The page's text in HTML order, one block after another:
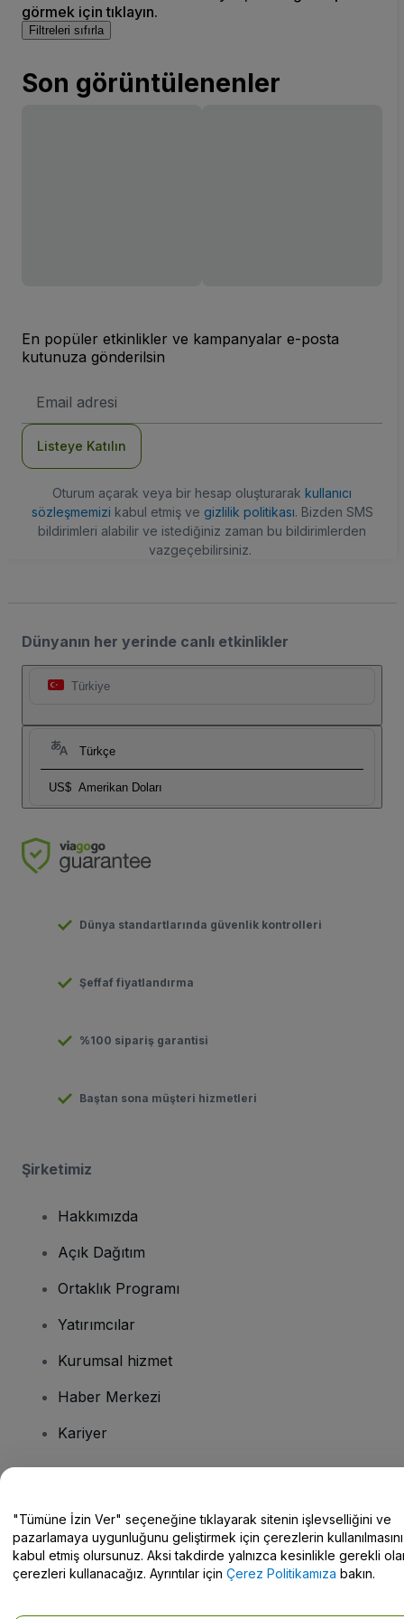
görmek için tıklayın.
Filtreleri sıfırla
Son görüntülenenler
En popüler etkinlikler ve kampanyalar e-posta
kutunuza gönderilsin
posta
Listeye Katılın
Oturum açarak veya bir hesap oluşturarak kullanıcı
sözleşmemizi kabul etmiş ve gizlilik politikası. Bizden SMS
bildirimleri alabilir ve istediğiniz zaman bu bildirimlerden
vazgeçebilirsiniz.
Dünyanın her yerinde canlı etkinlikler
Türkiye
Türkçe
US$ Amerikan Doları
Dünya standartlarında güvenlik kontrolleri
Şeffaf fiyatlandırma
%100 sipariş garantisi
Baştan sona müşteri hizmetleri
Şirketimiz
Hakkımızda
Açık Dağıtım
Ortaklık Programı
Yatırımcılar
Kurumsal hizmet
Haber Merkezi
Kariyer
Yardım Merkezi / Bize Ulaşın
"Tümüne İzin Ver" seçeneğine tıklayarak sitenin işlevselliğini ve
pazarlamaya uygunluğunu geliştirmek için çerezlerin kullanılmasını
kabul etmiş olursunuz. Aksi takdirde yalnızca kesinlikle gerekli
çerezleri kullanacağız. Ayrıntılar için Çerez Politikamıza bakın.